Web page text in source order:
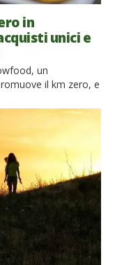
in
unici e
un
il km zero, e
con la
e della
si rivela una